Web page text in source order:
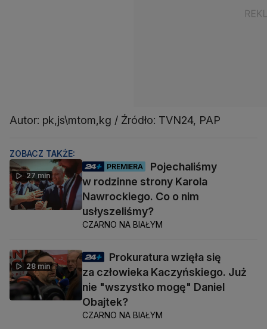
Autor: pk,js\mtom,kg / Źródło: TVN24, PAP
ZOBACZ TAKŻE:
27 min
PREMIERA
Pojechaliśmy
w rodzinne strony Karola
Nawrockiego. Co o nim
usłyszeliśmy?
CZARNO NA BIAŁYM
28 min
Prokuratura wzięła się
za człowieka Kaczyńskiego. Już
nie "wszystko mogę" Daniel
Obajtek?
CZARNO NA BIAŁYM